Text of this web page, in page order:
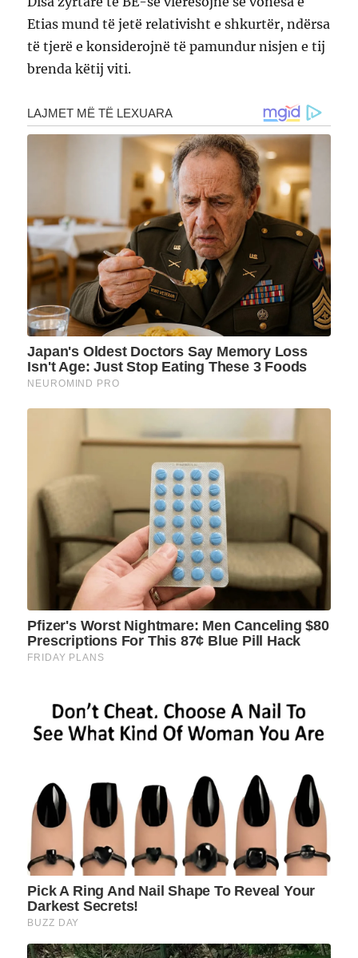
Etias mund të jetë relativisht e shkurtër, ndërsa
të tjerë e konsiderojnë të pamundur nisjen e tij
brenda këtij viti.